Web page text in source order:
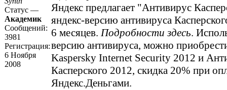
Статус —
Академик
Сообщений:
3981
Регистрация:
6 Ноября
2008
Яндекс предлагает "Антивирус
яндекс-версию антивируса
6 месяцев. Подробности здесь.
версию антивируса, можно
Kaspersky Internet Security 2012 и
Касперского 2012, скидка 20% при
Яндекс.Деньгами.